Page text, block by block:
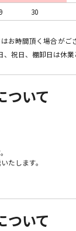
30
お時間頂く場合が
祝日、棚卸日は休業
ついて
たします。
ついて